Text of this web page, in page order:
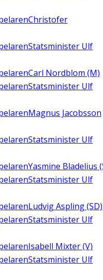
Christofer
Statsminister Ulf
Carl Nordblom (M)
Statsminister Ulf
Magnus Jacobsson
Statsminister Ulf
Yasmine Bladelius
Statsminister Ulf
Ludvig Aspling (SD)
Statsminister Ulf
Isabell Mixter (V)
Statsminister Ulf